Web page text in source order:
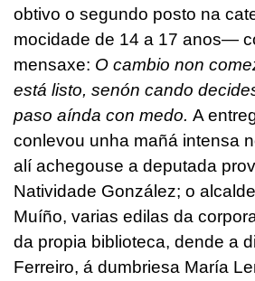
obtivo o segundo posto na
mocidade de 14 a 17 anos—
mensaxe: O cambio non
está listo, senón cando
paso aínda con medo. A
conlevou unha mañá intensa
alí achegouse a deputada
Natividade González; o
Muíño, varias edilas da
da propia biblioteca, dende a
Ferreiro, á dumbriesa María